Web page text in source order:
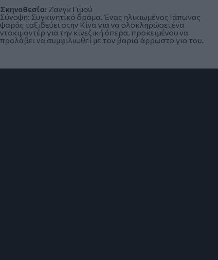
Σκηνοθεσία: Ζανγκ Γιμού
Σύνοψη: Συγκινητικό δράμα. Ένας ηλικιωμένος Ιάπωνας
ψαράς ταξιδεύει στην Κίνα για να ολοκληρώσει ένα
ντοκιμαντέρ για την κινεζική όπερα, προκειμένου να
προλάβει να συμφιλιωθεί με τον βαριά άρρωστο γιο του.